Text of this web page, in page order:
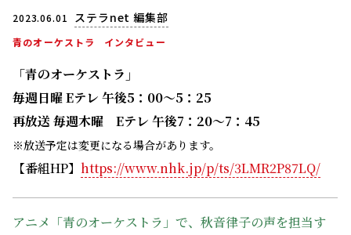
2023.06.01 ステラnet 編集部
青のオーケストラ インタビュー
「青のオーケストラ」
毎週日曜 Eテレ 午後5：00～5：25
再放送 毎週木曜 Eテレ 午後7：20～7：45
※放送予定は変更になる場合があります。
【番組HP】 https://www.nhk.jp/p/ts/3LMR2P87LQ/
アニメ「青のオーケストラ」で、秋音律子の声を担当す